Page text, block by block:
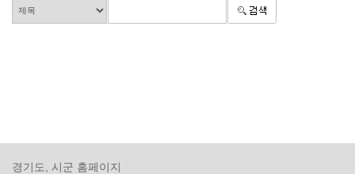
경기도, 시군 홈페이지